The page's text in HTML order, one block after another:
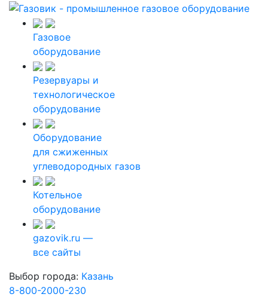
Газовое
оборудование
Резервуары и
технологическое
оборудование
Оборудование
для сжиженных
углеводородных газов
Котельное
оборудование
gazovik.ru —
все сайты
Выбор города: Казань
8-800-2000-230